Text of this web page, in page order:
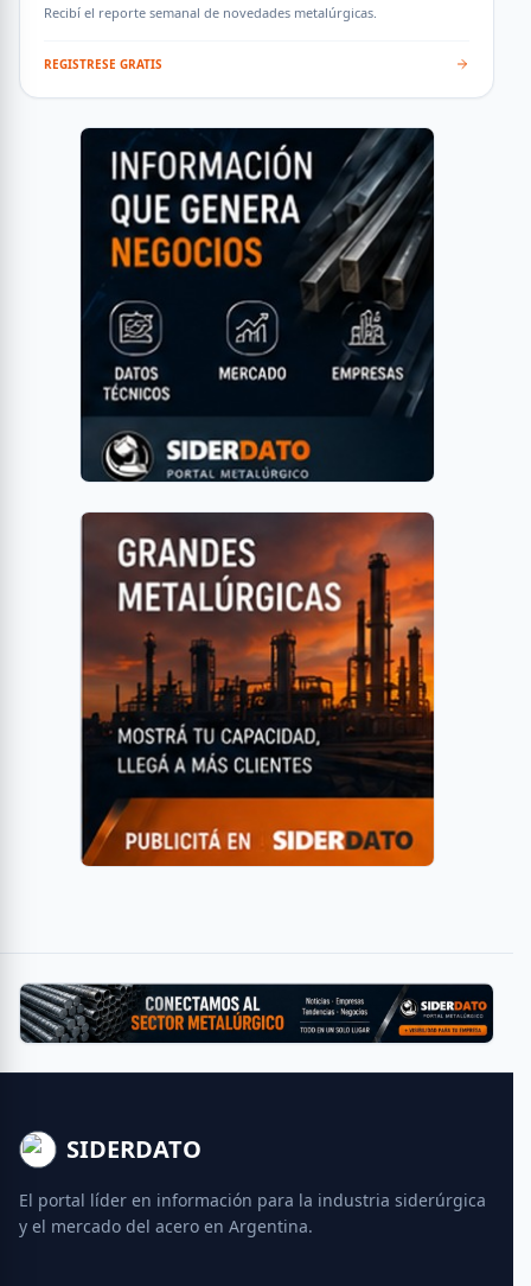
Recibí el reporte semanal de novedades metalúrgicas.
REGISTRESE GRATIS
SIDERDATO
El portal líder en información para la industria siderúrgica
y el mercado del acero en Argentina.